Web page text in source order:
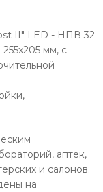
II" LED - НПВ 32
мм, с
аптек,
и салонов.
на